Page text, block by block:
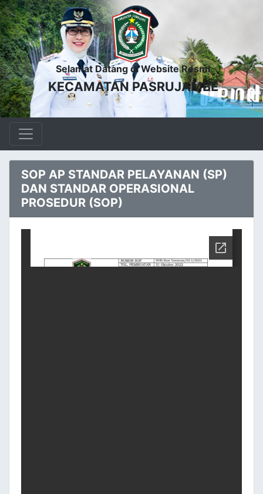
Selamat Datang di Website Resmi
KECAMATAN PASRUJAMBE
SOP AP STANDAR PELAYANAN (SP)
DAN STANDAR OPERASIONAL
PROSEDUR (SOP)